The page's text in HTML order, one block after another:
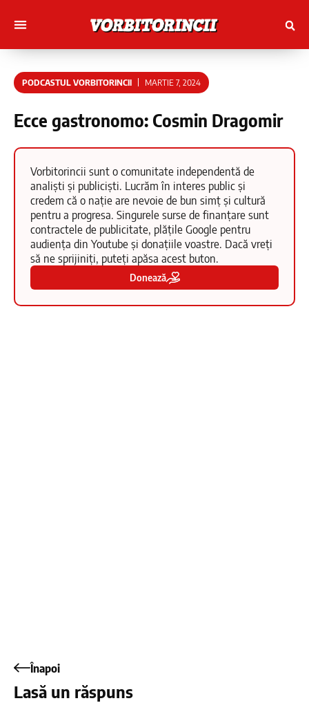
PODCASTUL VORBITORINCII MARTIE 7, 2024
Ecce gastronomo: Cosmin Dragomir
Vorbitorincii sunt o comunitate independentă de
analiști și publiciști. Lucrăm în interes public și
credem că o nație are nevoie de bun simț și cultură
pentru a progresa. Singurele surse de finanțare sunt
contractele de publicitate, plățile Google pentru
audiența din Youtube și donațiile voastre. Dacă vreți
să ne sprijiniți, puteți apăsa acest buton.
Donează
Înapoi
Lasă un răspuns